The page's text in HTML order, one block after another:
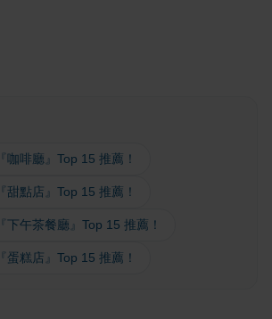
咖啡廳』Top 15 推薦！
甜點店』Top 15 推薦！
下午茶餐廳』Top 15 推薦！
蛋糕店』Top 15 推薦！